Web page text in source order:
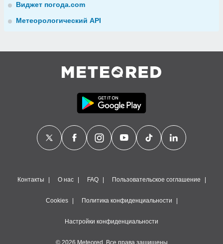
Виджет погода.com
Метеорологический API
Контакты О нас FAQ Пользовательское соглашение
Cookies Политика конфиденциальности
Настройки конфиденциальности
© 2026 Meteored. Все права защищены